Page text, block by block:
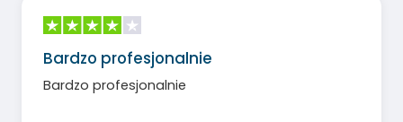
Bardzo profesjonalnie
Bardzo profesjonalnie